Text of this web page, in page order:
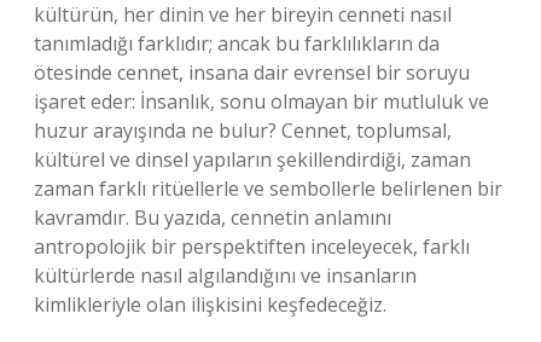
kültürün, her dinin ve her bireyin cenneti nasıl
tanımladığı farklıdır; ancak bu farklılıkların da
ötesinde cennet, insana dair evrensel bir soruyu
işaret eder: İnsanlık, sonu olmayan bir mutluluk ve
huzur arayışında ne bulur? Cennet, toplumsal,
kültürel ve dinsel yapıların şekillendirdiği, zaman
zaman farklı ritüellerle ve sembollerle belirlenen bir
kavramdır. Bu yazıda, cennetin anlamını
antropolojik bir perspektiften inceleyecek, farklı
kültürlerde nasıl algılandığını ve insanların
kimlikleriyle olan ilişkisini keşfedeceğiz.